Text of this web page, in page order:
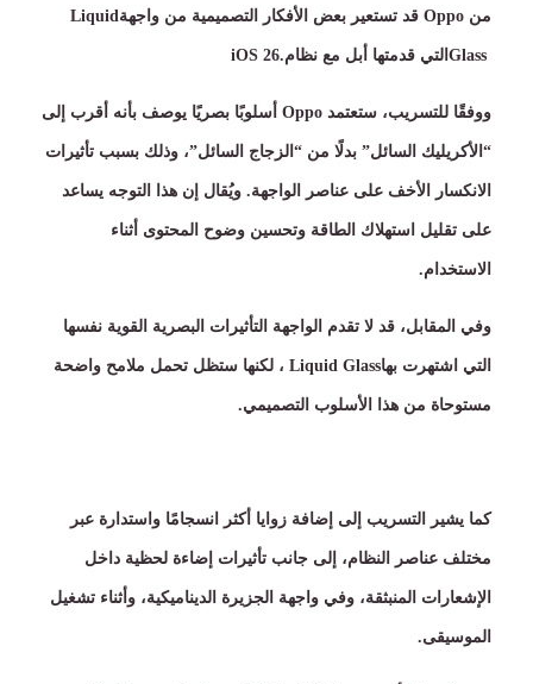
من Oppo قد تستعير بعض الأفكار التصميمية من واجهةLiquid
Glass التي قدمتها أبل مع نظامiOS 26.
ووفقًا للتسريب، ستعتمد Oppo أسلوبًا بصريًا يوصف بأنه أقرب إلى
“ الأكريليك السائل” بدلًا من “ الزجاج السائل”، وذلك بسبب تأثيرات
الانكسار الأخف على عناصر الواجهة. ويُقال إن هذا التوجه يساعد
على تقليل استهلاك الطاقة وتحسين وضوح المحتوى أثناء
الاستخدام.
وفي المقابل، قد لا تقدم الواجهة التأثيرات البصرية القوية نفسها
التي اشتهرت بهاLiquid Glass ، لكنها ستظل تحمل ملامح واضحة
مستوحاة من هذا الأسلوب التصميمي.
كما يشير التسريب إلى إضافة زوايا أكثر انسجامًا واستدارة عبر
مختلف عناصر النظام، إلى جانب تأثيرات إضاءة لحظية داخل
الإشعارات المنبثقة، وفي واجهة الجزيرة الديناميكية، وأثناء تشغيل
الموسيقى.